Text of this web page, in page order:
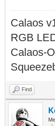
Calaos
RGB
Calaos-
Find